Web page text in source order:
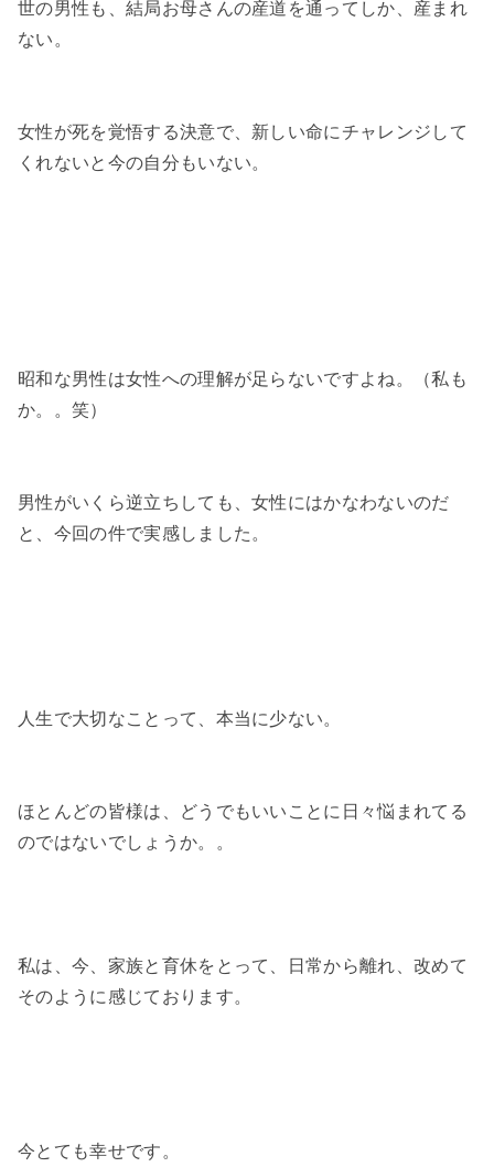
世の男性も、結局お母さんの産道を通ってしか、産まれ
ない。
女性が死を覚悟する決意で、新しい命にチャレンジして
くれないと今の自分もいない。
昭和な男性は女性への理解が足らないですよね。（私も
か。。笑）
男性がいくら逆立ちしても、女性にはかなわないのだ
と、今回の件で実感しました。
人生で大切なことって、本当に少ない。
ほとんどの皆様は、どうでもいいことに日々悩まれてる
のではないでしょうか。。
私は、今、家族と育休をとって、日常から離れ、改めて
そのように感じております。
今とても幸せです。